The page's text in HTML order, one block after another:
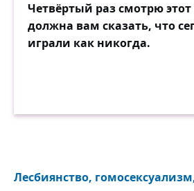
Четвёртый раз смотрю
должна вам сказать, что
играли как никогда.
Лесбиянство,